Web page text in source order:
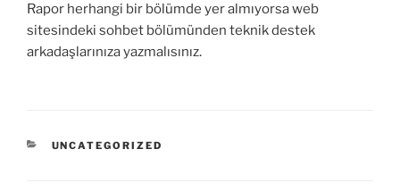
Rapor herhangi bir bölümde yer almıyorsa web
sitesindeki sohbet bölümünden teknik destek
arkadaşlarınıza yazmalısınız.
KATEGORIER
UNCATEGORIZED